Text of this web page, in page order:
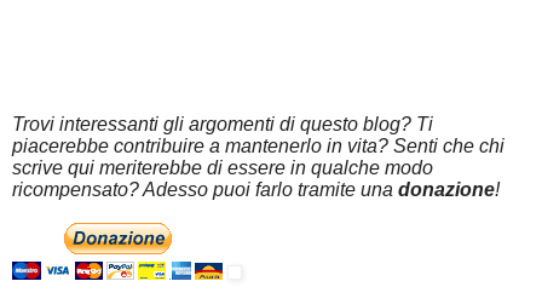
Trovi interessanti gli argomenti di questo blog? Ti
piacerebbe contribuire a mantenerlo in vita? Senti che chi
scrive qui meriterebbe di essere in qualche modo
ricompensato? Adesso puoi farlo tramite una donazione!